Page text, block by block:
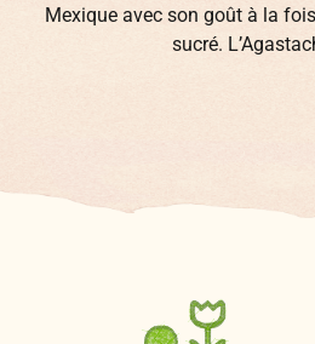
Mexique avec son goût à la
sucré.